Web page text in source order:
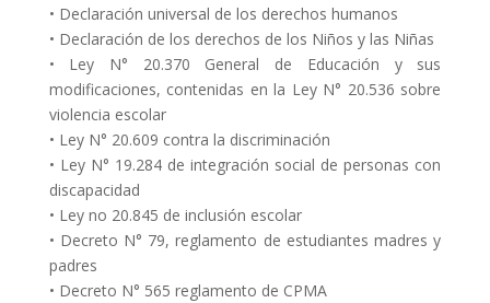
• Declaración universal de los derechos humanos
• Declaración de los derechos de los Niños y las Niñas
• Ley N° 20.370 General de Educación y sus
modificaciones, contenidas en la Ley N° 20.536 sobre
violencia escolar
• Ley N° 20.609 contra la discriminación
• Ley N° 19.284 de integración social de personas con
discapacidad
• Ley no 20.845 de inclusión escolar
• Decreto N° 79, reglamento de estudiantes madres y
padres
• Decreto N° 565 reglamento de CPMA